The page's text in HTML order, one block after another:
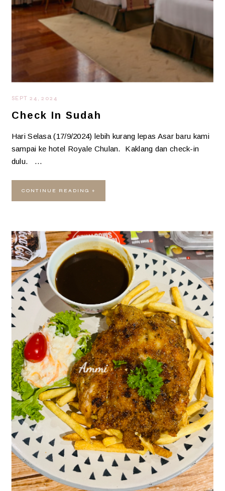
SEPT 24, 2024
Check In Sudah
Hari Selasa (17/9/2024) lebih kurang lepas Asar baru kami
sampai ke hotel Royale Chulan. Kaklang dan check-in
dulu. …
CONTINUE READING »